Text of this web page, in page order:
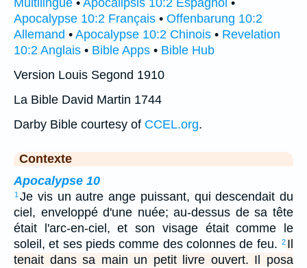
Multilingue • Apocalipsis 10:2 Espagnol •
Apocalypse 10:2 Français • Offenbarung 10:2
Allemand • Apocalypse 10:2 Chinois • Revelation
10:2 Anglais • Bible Apps • Bible Hub
Version Louis Segond 1910
La Bible David Martin 1744
Darby Bible courtesy of CCEL.org.
Contexte
Apocalypse 10
1 Je vis un autre ange puissant, qui descendait du
ciel, enveloppé d'une nuée; au-dessus de sa tête
était l'arc-en-ciel, et son visage était comme le
soleil, et ses pieds comme des colonnes de feu. 2 Il
tenait dans sa main un petit livre ouvert. Il posa